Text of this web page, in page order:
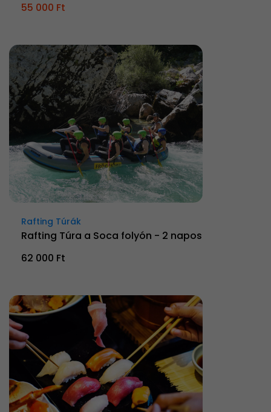
55 000 Ft
Rafting Túrák
Rafting Túra a Soca folyón - 2 napos
62 000 Ft